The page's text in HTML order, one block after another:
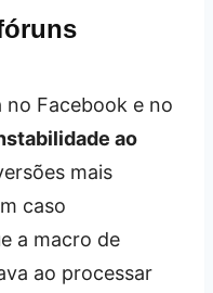
no Facebook e no
ao
mais
caso
a macro de
ao processar